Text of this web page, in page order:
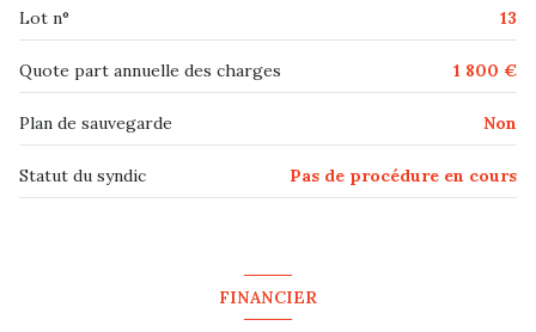
buanderie
3.06 m²
Lot n° 13
Quote part annuelle des charges 1 800 €
Plan de sauvegarde Non
Statut du syndic Pas de procédure en cours
FINANCIER